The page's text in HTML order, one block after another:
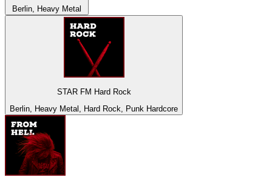
Berlin, Heavy Metal
STAR FM Hard Rock
Berlin, Heavy Metal, Hard Rock, Punk Hardcore